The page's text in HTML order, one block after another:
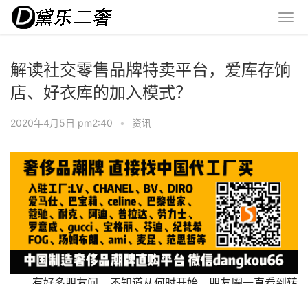
解读社交零售品牌特卖平台，爱库存饷
店、好衣库的加入模式？
2020年4月5日 pm2:40 • 资讯